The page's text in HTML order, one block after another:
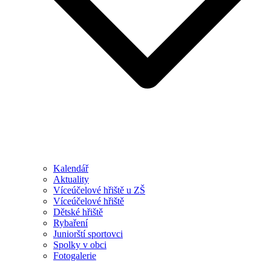
Kalendář
Aktuality
Víceúčelové hřiště u ZŠ
Víceúčelové hřiště
Dětské hřiště
Rybaření
Juniorští sportovci
Spolky v obci
Fotogalerie